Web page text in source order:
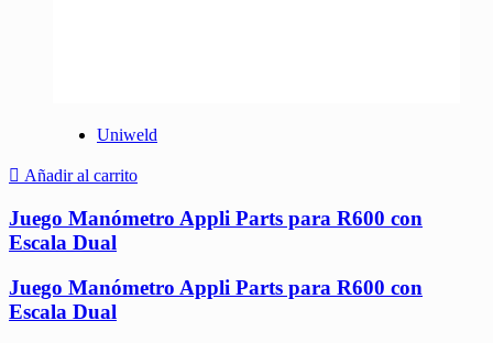
Uniweld
Añadir al carrito
Juego Manómetro Appli Parts para R600 con
Escala Dual
Juego Manómetro Appli Parts para R600 con
Escala Dual